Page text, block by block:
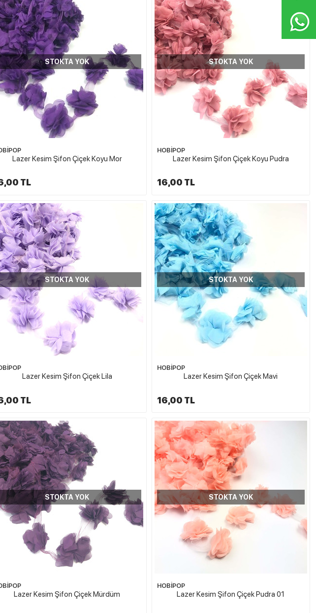
STOKTA YOK
Lazer Kesim Şifon Çiçek Koyu Mor
TL
STOKTA YOK
HOBİPOP
Lazer Kesim Şifon Çiçek Koyu Pudra
16,00 TL
STOKTA YOK
Lazer Kesim Şifon Çiçek Lila
TL
STOKTA YOK
HOBİPOP
Lazer Kesim Şifon Çiçek Mavi
16,00 TL
STOKTA YOK
Lazer Kesim Şifon Çiçek Mürdüm
STOKTA YOK
HOBİPOP
Lazer Kesim Şifon Çiçek Pudra 01